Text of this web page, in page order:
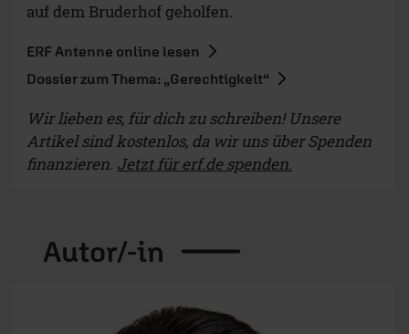
auf dem Bruderhof geholfen.
ERF Antenne online lesen
Dossier zum Thema: „Gerechtigkeit“
Wir lieben es, für dich zu schreiben! Unsere
Artikel sind kostenlos, da wir uns über Spenden
finanzieren. Jetzt für erf.de spenden.
Autor/-in